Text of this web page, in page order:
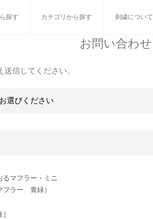
探す カテゴリから探す 刺繍について
タオル雑貨
お問い合わせ
信してください。
るマフラー・ミニ
フラー 青緑）
］